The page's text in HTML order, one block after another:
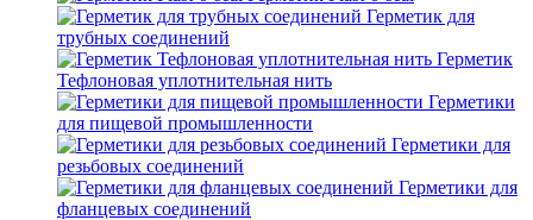
Герметик для
трубных соединений
Герметик
Тефлоновая уплотнительная нить
Герметики
для пищевой промышленности
Герметики для
резьбовых соединений
Герметики для
фланцевых соединений